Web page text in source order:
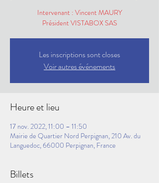
Intervenant : Vincent MAURY
Président VISTABOX SAS
Les inscriptions sont closes
Voir autres événements
Heure et lieu
17 nov. 2022, 11:00 – 11:50
Mairie de Quartier Nord Perpignan, 210 Av. du
Languedoc, 66000 Perpignan, France
Billets